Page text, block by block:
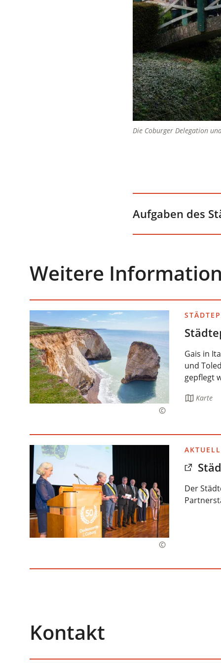
Die Coburger Delegation
Aufgaben des
Weitere
Gais in
und
gepflegt
Die
Karte
Der
Kontakt